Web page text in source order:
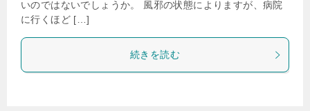
いのではないでしょうか。 風邪の状態によりますが、病院
に行くほど […]
続きを読む